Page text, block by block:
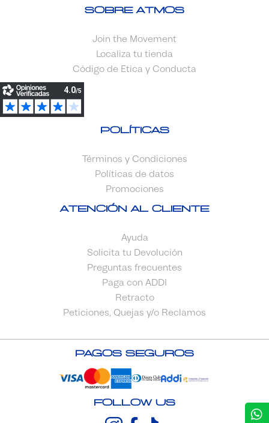
Sobre Atmos
Join the Movement
Localiza tu tienda
Código de Etica y Conducta
Políticas
Términos y Condiciones
Políticas de datos
Promociones
Atención al cliente
Ayuda
Solicita tu Devolución
Preguntas frecuentes
Paga con ADDI
Retracto
Peticiones, Quejas y/o Reclamos
Pagos Seguros
FOLLOW US